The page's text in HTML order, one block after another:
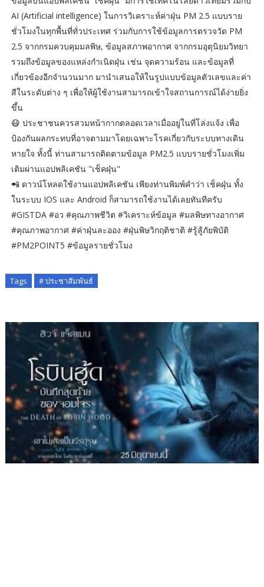
AI (Artificial intelligence) ในการวิเคราะห์ค่าฝุ่น PM 2.5 แบบราย
ชั่วโมงในทุกพื้นที่ทั่วประเทศ ร่วมกับการใช้ข้อมูลการตรวจวัด PM
2.5 จากกรมควบคุมมลพิษ, ข้อมูลสภาพอากาศ จากกรมอุตุนิยมวิทยา
รวมถึงข้อมูลของแหล่งกำเนิดฝุ่น เช่น จุดความร้อน และข้อมูลที่
เกี่ยวข้องอีกจำนวนมาก มานำเสนอให้ในรูปแบบข้อมูลตัวเลขและค่า
สีในระดับต่าง ๆ เพื่อให้ผู้ใช้งานสามารถเข้าใจสถานการณ์ได้ง่ายยิ่ง
ขึ้น
😷 ประชาชนควรสวมหน้ากากตลอดเวลาเมื่ออยู่ในที่โล่งแจ้ง เพื่อ
ป้องกันผลกระทบที่อาจตามมาโดยเฉพาะโรคเกี่ยวกับระบบทางเดิน
หายใจ ทั้งนี้ ท่านสามารถติดตามข้อมูล PM2.5 แบบรายชั่วโมงเพิ่ม
เติมผ่านแอปพลิเคชัน "เช็คฝุ่น"
📲 ดาวน์โหลดใช้งานแอปพลิเคชัน เพียงท่านพิมพ์คำว่า เช็คฝุ่น ทั้ง
ในระบบ IOS และ Android ก็สามารถใช้งานได้เลยทันทีครับ
#GISTDA #อว #คุณภาพชีวิต #วิเคราะห์ข้อมูล #มลพิษทางอากาศ
#คุณภาพอากาศ #ค่าฝุ่นละออง #ฝุ่นพิษวิกฤติชาติ #รู้สู้ภัยพิบัติ
#PM2POINT5 #ข้อมูลรายชั่วโมง
Tags # ประชาสัมพันธ์